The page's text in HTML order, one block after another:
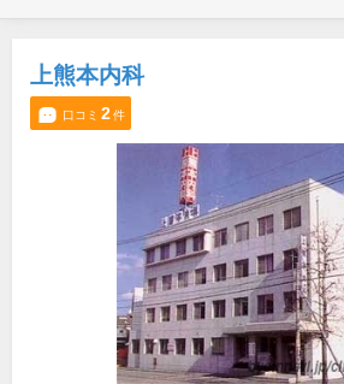
上熊本内科
口コミ 2件